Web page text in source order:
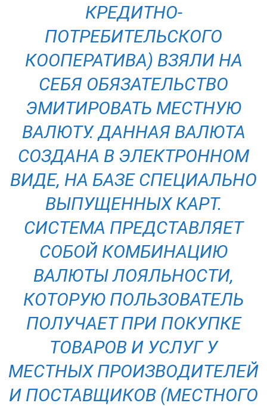
КРЕДИТНО-
ПОТРЕБИТЕЛЬСКОГО
КООПЕРАТИВА) ВЗЯЛИ НА
СЕБЯ ОБЯЗАТЕЛЬСТВО
ЭМИТИРОВАТЬ МЕСТНУЮ
ВАЛЮТУ. ДАННАЯ ВАЛЮТА
СОЗДАНА В ЭЛЕКТРОННОМ
ВИДЕ, НА БАЗЕ СПЕЦИАЛЬНО
ВЫПУЩЕННЫХ КАРТ.
СИСТЕМА ПРЕДСТАВЛЯЕТ
СОБОЙ КОМБИНАЦИЮ
ВАЛЮТЫ ЛОЯЛЬНОСТИ,
КОТОРУЮ ПОЛЬЗОВАТЕЛЬ
ПОЛУЧАЕТ ПРИ ПОКУПКЕ
ТОВАРОВ И УСЛУГ У
МЕСТНЫХ ПРОИЗВОДИТЕЛЕЙ
И ПОСТАВЩИКОВ (МЕСТНОГО